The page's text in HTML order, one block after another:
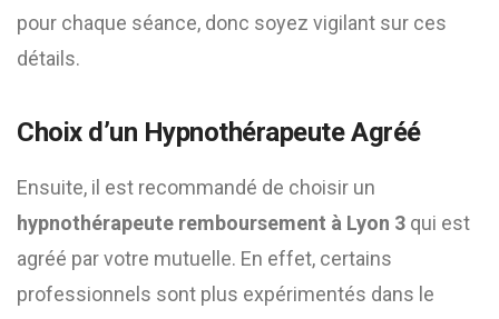
pour chaque séance, donc soyez vigilant sur ces
détails.
Choix d’un Hypnothérapeute Agréé
Ensuite, il est recommandé de choisir un
hypnothérapeute remboursement à Lyon 3 qui est
agréé par votre mutuelle. En effet, certains
professionnels sont plus expérimentés dans le